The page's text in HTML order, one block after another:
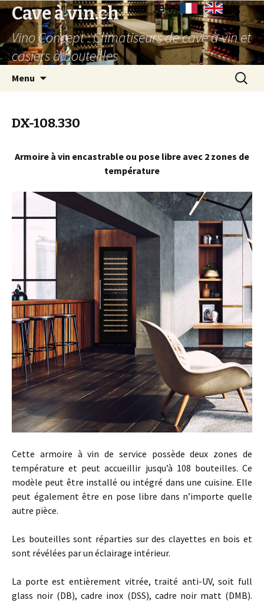
Cave à vin.ch
Vino Concept : Climatiseurs de cave à vin et
casiers à bouteilles
Menu
DX-108.330
Armoire à vin encastrable ou pose libre avec 2 zones de
température
Cette armoire à vin de service possède deux zones de
température et peut accueillir jusqu’à 108 bouteilles. Ce
modèle peut être installé ou intégré dans une cuisine. Elle
peut également être en pose libre dans n’importe quelle
autre pièce.
Les bouteilles sont réparties sur des clayettes en bois et
sont révélées par un éclairage intérieur.
La porte est entièrement vitrée, traité anti-UV, soit full
glass noir (DB), cadre inox (DSS), cadre noir matt (DMB).